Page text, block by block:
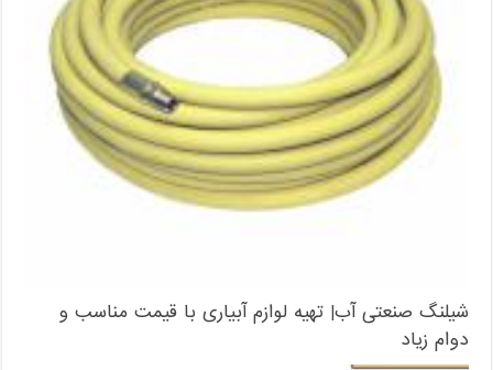
شیلنگ صنعتی آب| تهیه لوازم آبیاری با قیمت مناسب و
دوام زیاد